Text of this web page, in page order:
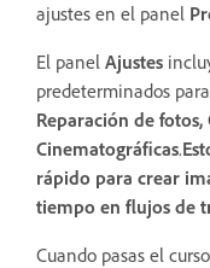
ajustes en el panel
El panel Ajustes
predeterminados
Reparación de fotos,
Cinematográficas.
rápido para crear
tiempo en flujos de
Cuando pasas el